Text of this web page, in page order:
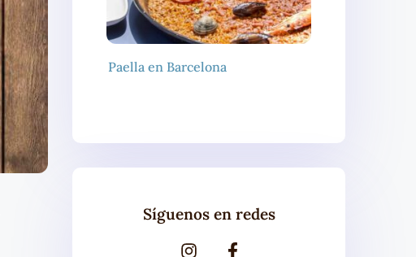
Paella en Barcelona
Síguenos en redes